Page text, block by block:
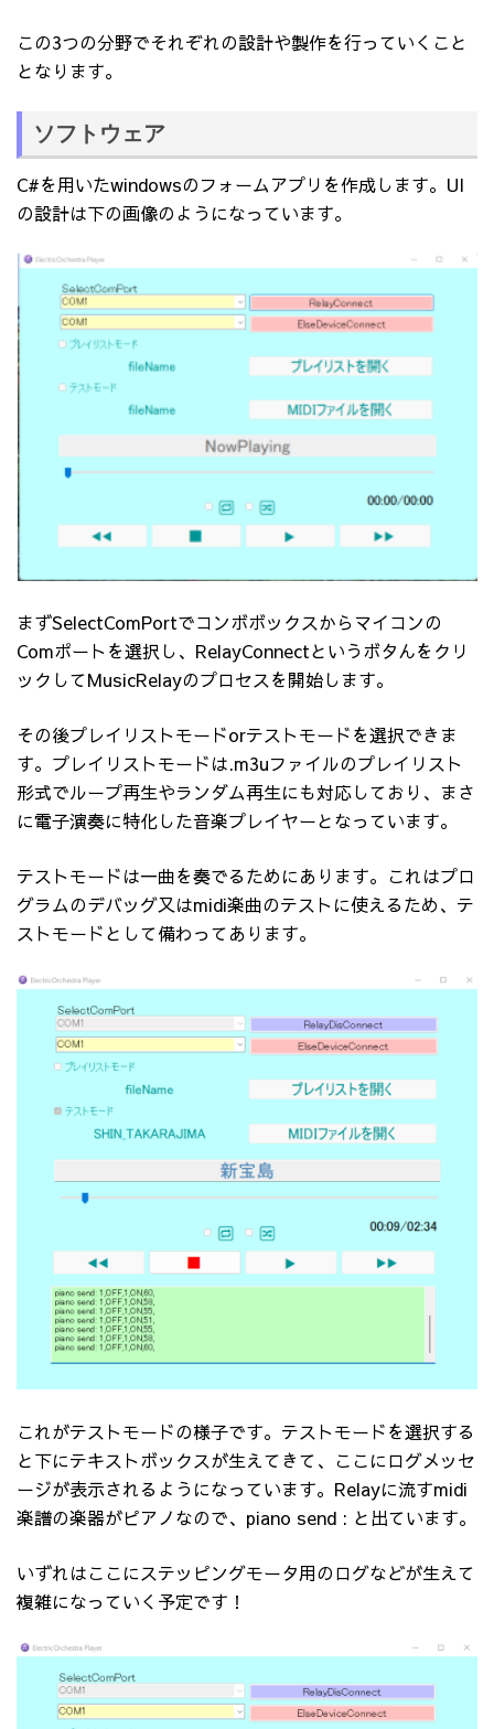
この3つの分野でそれぞれの設計や製作を行っていくこと
となります。
ソフトウェア
C#を用いたwindowsのフォームアプリを作成します。UI
の設計は下の画像のようになっています。
まずSelectComPortでコンボボックスからマイコンの
Comポートを選択し、RelayConnectというボタんをクリ
ックしてMusicRelayのプロセスを開始します。
その後プレイリストモードorテストモードを選択できま
す。プレイリストモードは.m3uファイルのプレイリスト
形式でループ再生やランダム再生にも対応しており、まさ
に電子演奏に特化した音楽プレイヤーとなっています。
テストモードは一曲を奏でるためにあります。これはプロ
グラムのデバッグ又はmidi楽曲のテストに使えるため、テ
ストモードとして備わってあります。
これがテストモードの様子です。テストモードを選択する
と下にテキストボックスが生えてきて、ここにログメッセ
ージが表示されるようになっています。Relayに流すmidi
楽譜の楽器がピアノなので、piano send : と出ています。
いずれはここにステッピングモータ用のログなどが生えて
複雑になっていく予定です！